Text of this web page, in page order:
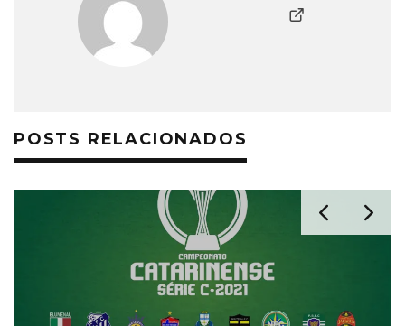
POSTS RELACIONADOS